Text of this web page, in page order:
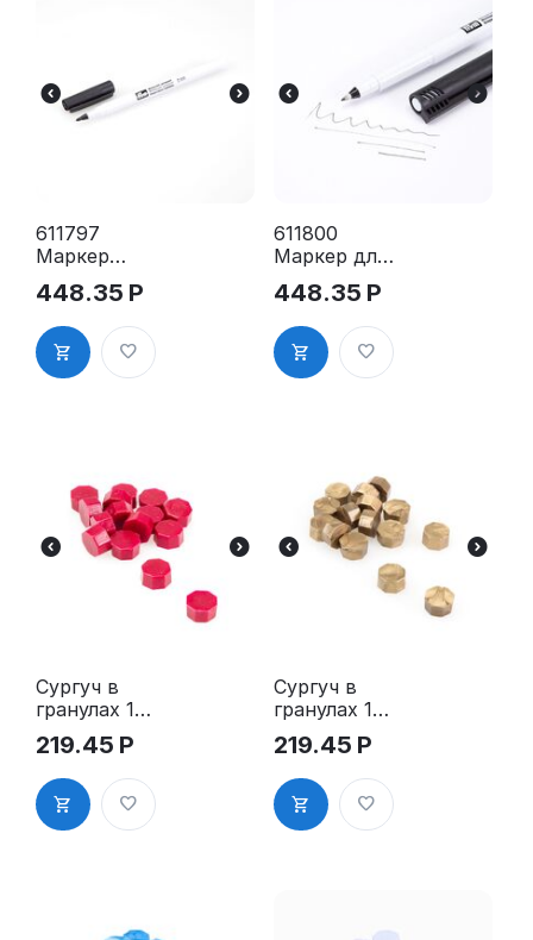
611797
Маркер
универсальн
ый
перманентн
ый для
любых
(Германия)
448.35 Р
611800
Маркер для
ткани,
экстра
тонкий,
перманентн
ый, черный
448.35 Р
Сургуч в
гранулах 15
шт бордо
219.45 Р
Сургуч в
гранулах 15
шт бронза
219.45 Р